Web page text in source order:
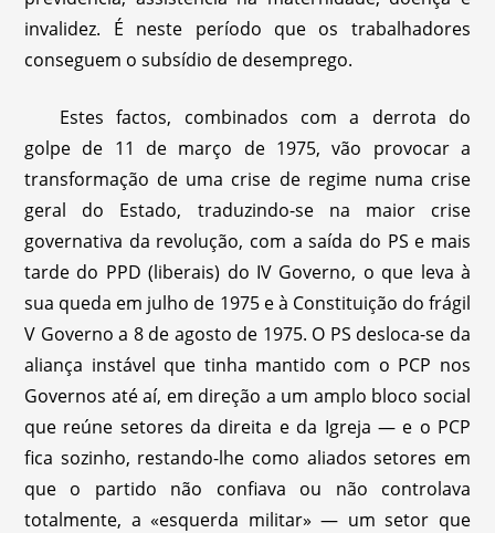
invalidez. É neste período que os trabalhadores
conseguem o subsídio de desemprego.
Estes factos, combinados com a derrota do
golpe de 11 de março de 1975, vão provocar a
transformação de uma crise de regime numa crise
geral do Estado, traduzindo-se na maior crise
governativa da revolução, com a saída do PS e mais
tarde do PPD (liberais) do IV Governo, o que leva à
sua queda em julho de 1975 e à Constituição do frágil
V Governo a 8 de agosto de 1975. O PS desloca-se da
aliança instável que tinha mantido com o PCP nos
Governos até aí, em direção a um amplo bloco social
que reúne setores da direita e da Igreja — e o PCP
fica sozinho, restando-lhe como aliados setores em
que o partido não confiava ou não controlava
totalmente, a «esquerda militar» — um setor que